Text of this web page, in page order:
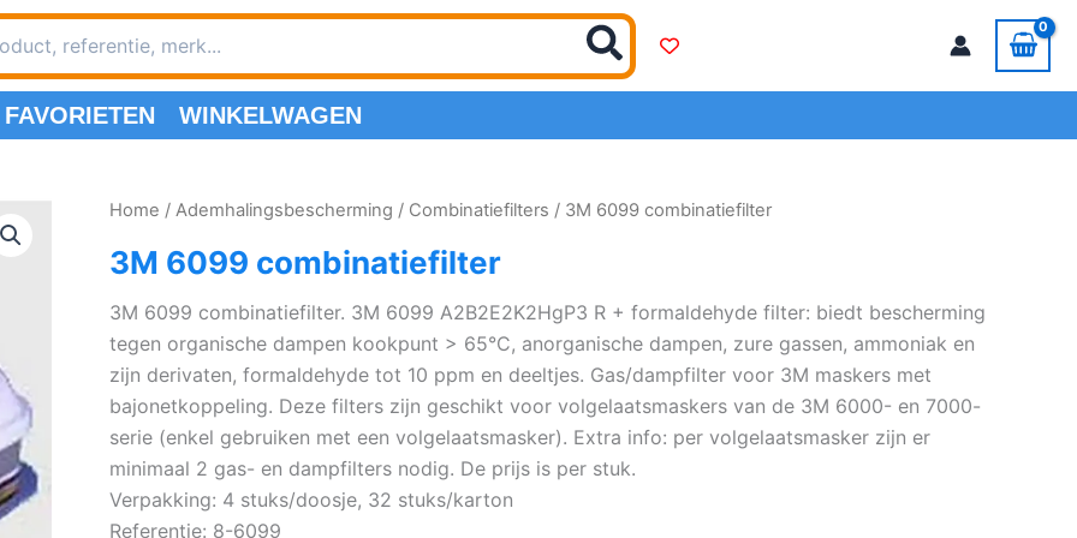
FAVORIETEN WINKELWAGEN
Home / Ademhalingsbescherming / Combinatiefilters / 3M 6099 combinatiefilter
3M 6099 combinatiefilter
3M 6099 combinatiefilter. 3M 6099 A2B2E2K2HgP3 R + formaldehyde filter: biedt bescherming
tegen organische dampen kookpunt > 65°C, anorganische dampen, zure gassen, ammoniak en
zijn derivaten, formaldehyde tot 10 ppm en deeltjes. Gas/dampfilter voor 3M maskers met
bajonetkoppeling. Deze filters zijn geschikt voor volgelaatsmaskers van de 3M 6000- en 7000-
serie (enkel gebruiken met een volgelaatsmasker). Extra info: per volgelaatsmasker zijn er
minimaal 2 gas- en dampfilters nodig. De prijs is per stuk.
Verpakking: 4 stuks/doosje, 32 stuks/karton
Referentie: 8-6099